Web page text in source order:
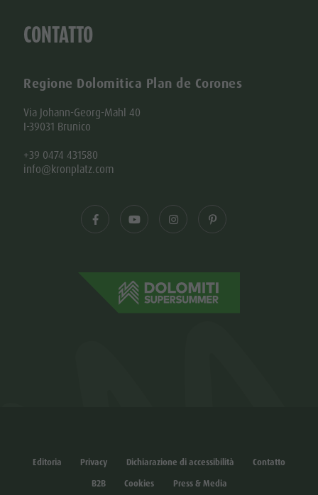
CONTATTO
Regione Dolomitica Plan de Corones
Via Johann-Georg-Mahl 40
I-39031 Brunico
+39 0474 431580
info@kronplatz.com
Editoria Privacy Dichiarazione di accessibilità
Contatto
B2B
Cookies Press & Media